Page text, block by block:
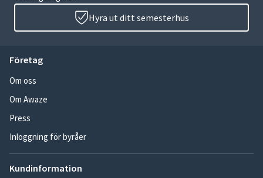
Hyra ut ditt semesterhus
Företag
Om oss
Om Awaze
Press
Inloggning för byråer
Kundinformation